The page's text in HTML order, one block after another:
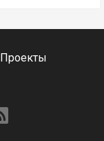
Проекты